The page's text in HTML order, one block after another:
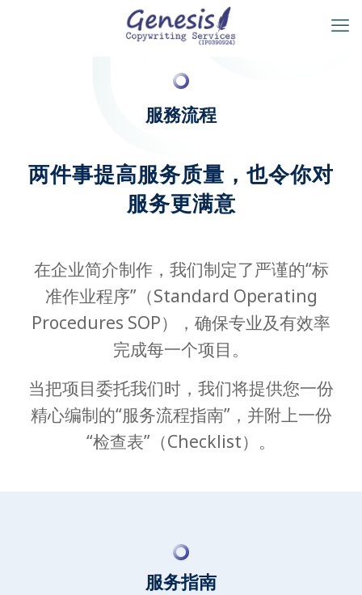
服務流程
两件事提高服务质量，也令你对
服务更满意
在企业简介制作，我们制定了严谨的“标
准作业程序”（Standard Operating
Procedures SOP），确保专业及有效率
完成每一个项目。
当把项目委托我们时，我们将提供您一份
精心编制的“服务流程指南”，并附上一份
“检查表”（Checklist）。
服务指南